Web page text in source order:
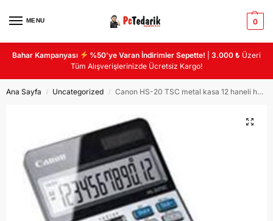
MENU 0
Bahar Kampanyası %50’ye Varan İndirimler Sepette! |3.000 ₺ Üzeri
Tüm Alışverişlerinizde Ücretsiz Kargo!
Ana Sayfa / Uncategorized / Canon HS-20 TSC metal kasa 12 haneli hesap makinası